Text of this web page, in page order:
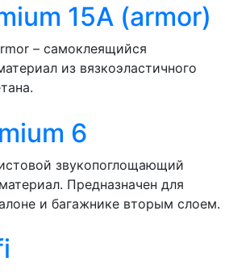
15A (armor)
– самоклеящийся
из вязкоэластичного
6
звукопоглощающий
Предназначен для
и багажнике вторым слоем.